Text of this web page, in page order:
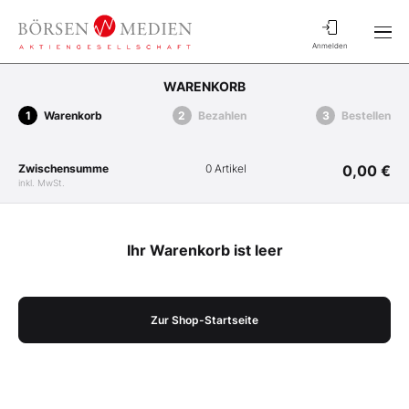
Anmelden
WARENKORB
Warenkorb Bezahlen Bestellen
Zwischensumme
inkl. MwSt.
0 Artikel 0,00 €
Ihr Warenkorb ist leer
Zur Shop-Startseite